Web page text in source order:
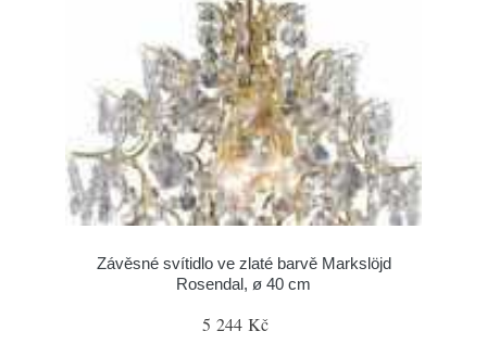
Závěsné svítidlo ve zlaté barvě Markslöjd
Rosendal, ø 40 cm
5 244 Kč